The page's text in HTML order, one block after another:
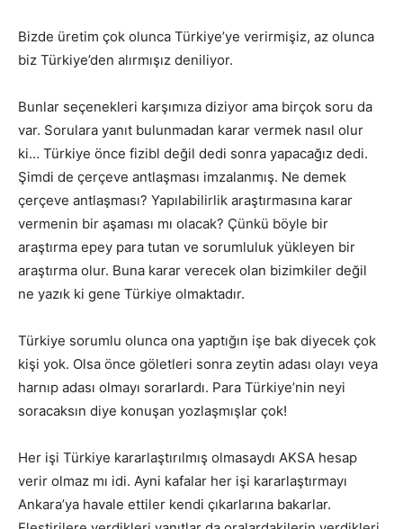
Bizde üretim çok olunca Türkiye’ye verirmişiz, az olunca
biz Türkiye’den alırmışız deniliyor.
Bunlar seçenekleri karşımıza diziyor ama birçok soru da
var. Sorulara yanıt bulunmadan karar vermek nasıl olur
ki… Türkiye önce fizibl değil dedi sonra yapacağız dedi.
Şimdi de çerçeve antlaşması imzalanmış. Ne demek
çerçeve antlaşması? Yapılabilirlik araştırmasına karar
vermenin bir aşaması mı olacak? Çünkü böyle bir
araştırma epey para tutan ve sorumluluk yükleyen bir
araştırma olur. Buna karar verecek olan bizimkiler değil
ne yazık ki gene Türkiye olmaktadır.
Türkiye sorumlu olunca ona yaptığın işe bak diyecek çok
kişi yok. Olsa önce göletleri sonra zeytin adası olayı veya
harnıp adası olmayı sorarlardı. Para Türkiye’nin neyi
soracaksın diye konuşan yozlaşmışlar çok!
Her işi Türkiye kararlaştırılmış olmasaydı AKSA hesap
verir olmaz mı idi. Ayni kafalar her işi kararlaştırmayı
Ankara’ya havale ettiler kendi çıkarlarına bakarlar.